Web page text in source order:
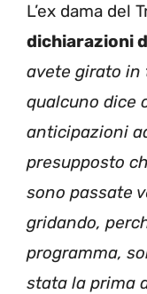
L’ex dama del
dichiarazioni
avete girato
qualcuno dice
anticipazioni
presupposto
sono passate
gridando,
programma,
stata la prima